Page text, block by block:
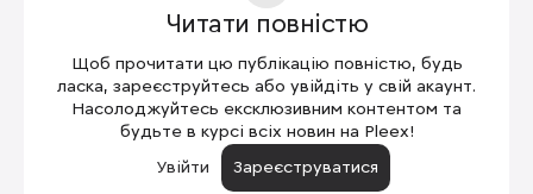
Читати повністю
Щоб прочитати цю публікацію повністю, будь
ласка, зареєструйтесь або увійдіть у свій акаунт.
Насолоджуйтесь ексклюзивним контентом та
будьте в курсі всіх новин на Pleex!
Увійти
Зареєструватися